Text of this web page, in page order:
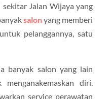
Jalan Wijaya yang
salonyang memberi
pelanggannya, satu
banyak salon yang lain
diri.
service perawatan